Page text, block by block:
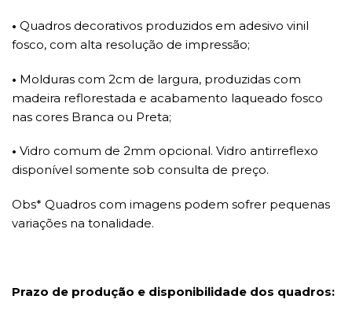
• Quadros decorativos produzidos em adesivo vinil
fosco, com alta resolução de impressão;
• Molduras com 2cm de largura, produzidas com
madeira reflorestada e acabamento laqueado fosco
nas cores Branca ou Preta;
• Vidro comum de 2mm opcional. Vidro antirreflexo
disponível somente sob consulta de preço.
Obs* Quadros com imagens podem sofrer pequenas
variações na tonalidade.
Prazo de produção e disponibilidade dos quadros: